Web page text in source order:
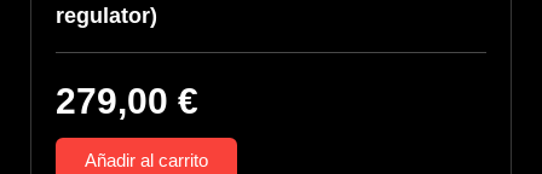
regulator)
279,00 €
Añadir al carrito